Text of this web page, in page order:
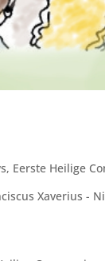
, Eerste Heilige
Xaverius -